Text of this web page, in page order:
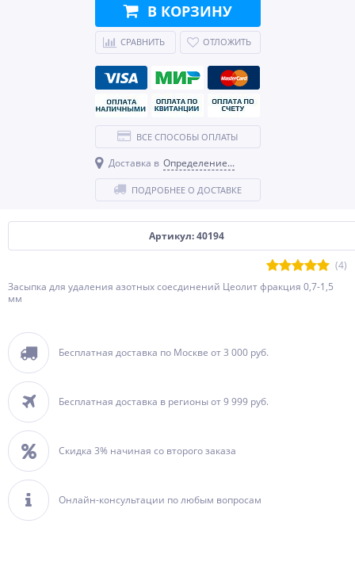
Артикул: 40194
(4)
Засыпка для удаления азотных соесдинений Цеолит фракция 0,7-1,5
мм
Бесплатная доставка по Москве от 3 000 руб.
Бесплатная доставка в регионы от 9 999 руб.
Скидка 3% начиная со второго заказа
Онлайн-консультации по любым вопросам
В КОРЗИНУ
СРАВНИТЬ ОТЛОЖИТЬ
ВСЕ СПОСОБЫ ОПЛАТЫ
Доставка в Определение...
ПОДРОБНЕЕ О ДОСТАВКЕ